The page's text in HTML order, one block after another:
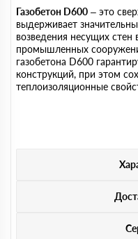
Газобетон D600 – это
выдерживает
возведения несущих
промышленных
газобетона D600
конструкций, при этом
теплоизоляционные